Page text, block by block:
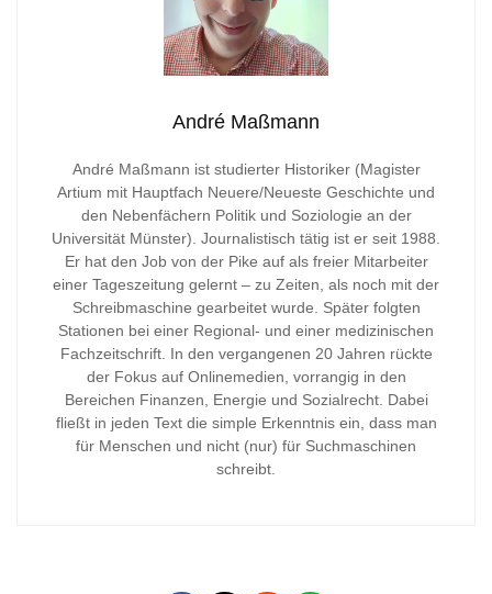
André Maßmann
André Maßmann ist studierter Historiker (Magister
Artium mit Hauptfach Neuere/Neueste Geschichte und
den Nebenfächern Politik und Soziologie an der
Universität Münster). Journalistisch tätig ist er seit 1988.
Er hat den Job von der Pike auf als freier Mitarbeiter
einer Tageszeitung gelernt – zu Zeiten, als noch mit der
Schreibmaschine gearbeitet wurde. Später folgten
Stationen bei einer Regional- und einer medizinischen
Fachzeitschrift. In den vergangenen 20 Jahren rückte
der Fokus auf Onlinemedien, vorrangig in den
Bereichen Finanzen, Energie und Sozialrecht. Dabei
fließt in jeden Text die simple Erkenntnis ein, dass man
für Menschen und nicht (nur) für Suchmaschinen
schreibt.